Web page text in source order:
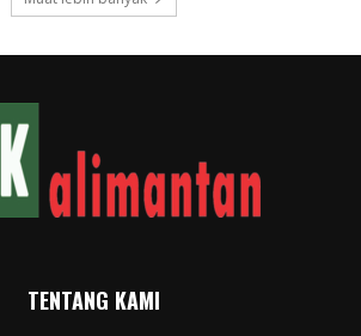
TENTANG KAMI